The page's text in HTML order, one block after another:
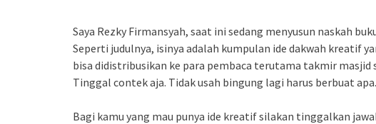
Saya Rezky Firmansyah, saat ini sedang menyusun naskah
Seperti judulnya, isinya adalah kumpulan ide dakwah kreatif
bisa didistribusikan ke para pembaca terutama takmir masjid
Tinggal contek aja. Tidak usah bingung lagi harus berbuat
Bagi kamu yang mau punya ide kreatif silakan tinggalkan